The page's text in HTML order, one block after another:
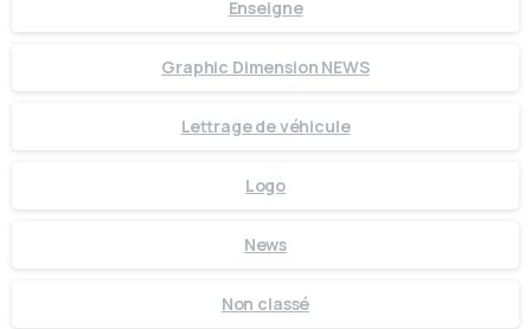
Enseigne
Graphic Dimension NEWS
Lettrage de véhicule
Logo
News
Non classé